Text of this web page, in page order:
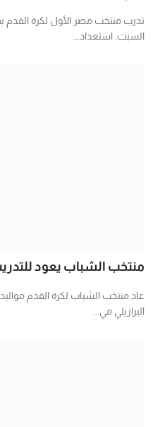
تدرب منتخب مصر الأول لكرة
السبت. استعداد...
منتخب الشباب يعود
البرازيلي مي...